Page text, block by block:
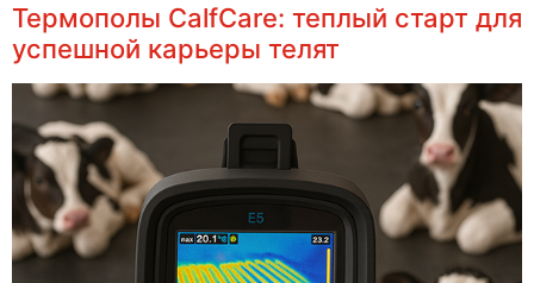
Термополы CalfCare: теплый старт для
успешной карьеры телят